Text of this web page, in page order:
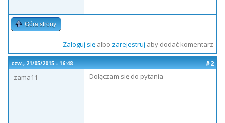
Góra strony
Zaloguj sięalbo zarejestruj aby dodać komentarz
czw., 21/05/2015 - 16:48
#2
zama11
Dołączam się do pytania